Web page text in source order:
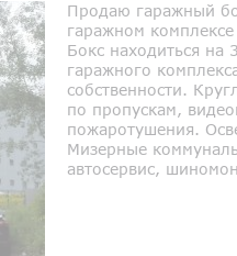
Продаю гаражный
гаражном
Бокс находиться на
гаражного
собственности.
по пропускам,
пожаротушения.
Мизерные
автосервис,